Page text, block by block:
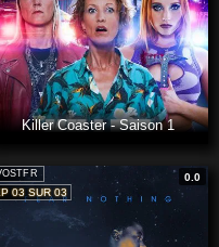
Killer Coaster - Saison 1
0.0
03 SUR 03